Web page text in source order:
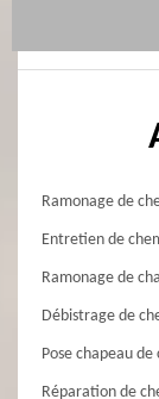
Ramonage de
Entretien de
Ramonage de
Débistrage de
Pose chapeau
Réparation de